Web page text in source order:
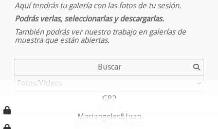
Aquí tendrás tu galería con las fotos de tu sesión.
Podrás verlas, seleccionarlas y descargarlas.
También podrás ver nuestro trabajo en galerías de
muestra que están abiertas.
GP2
Mariangeles&Juan